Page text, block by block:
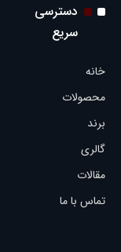
دسترسی
سریع
خانه
محصولات
برند
گالری
مقالات
تماس با ما